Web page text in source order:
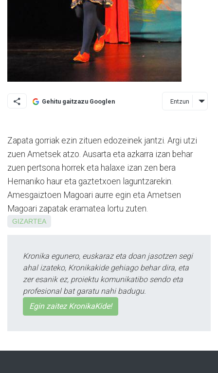
Gehitu gaitzazu Googlen Entzun
Zapata gorriak ezin zituen edozeinek jantzi. Argi utzi
zuen Ametsek atzo. Ausarta eta azkarra izan behar
zuen per­tsona horrek eta halaxe izan zen bera
Hernaniko haur eta gaztetxoen laguntzarekin.
Amesgaiztoen Magoari aurre egin eta Ametsen
Magoari za­patak eramatea lortu zuten.
GIZARTEA
Kronika egunero, euskaraz eta doan jasotzen segi
ahal izateko, Kronikakide gehiago behar dira, eta
zer esanik ez, proiektu komunikatibo sendo eta
profesional bat garatu nahi badugu.
Egin zaitez KronikaKide!